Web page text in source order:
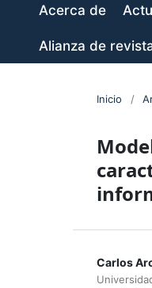
Acerca de
Alianza de
Inicio /
Carlos